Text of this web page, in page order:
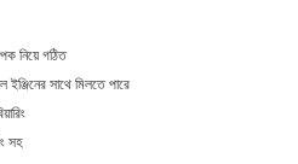
নিয়ে গঠিত
সাথে মিলতে পারে
সহ